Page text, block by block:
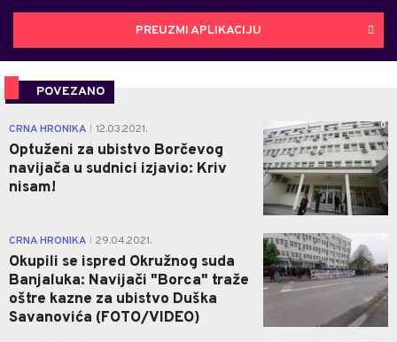
PREUZMI APLIKACIJU
POVEZANO
CRNA HRONIKA 12.03.2021.
Optuženi za ubistvo Borčevog
navijača u sudnici izjavio: Kriv
nisam!
0
CRNA HRONIKA 29.04.2021.
Okupili se ispred Okružnog suda
Banjaluka: Navijači "Borca" traže
oštre kazne za ubistvo Duška
Savanovića (FOTO/VIDEO)